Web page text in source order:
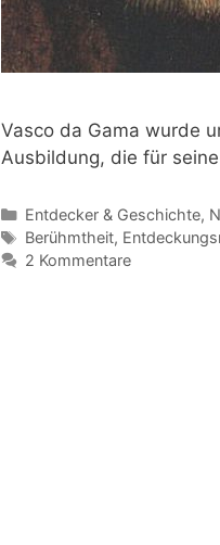
Vasco da Gama wurde
Ausbildung, die für
Kategorien
Entdecker & Geschichte,
Schlagwörter
Berühmtheit,
2 Kommentare